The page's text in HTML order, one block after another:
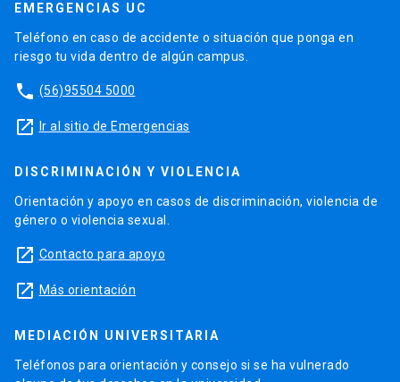
EMERGENCIAS UC
Teléfono en caso de accidente o situación que ponga en
riesgo tu vida dentro de algún campus.
phone (56)95504 5000
launch Ir al sitio de Emergencias
DISCRIMINACIÓN Y VIOLENCIA
Orientación y apoyo en casos de discriminación, violencia de
género o violencia sexual.
launch Contacto para apoyo
launch Más orientación
MEDIACIÓN UNIVERSITARIA
Teléfonos para orientación y consejo si se ha vulnerado